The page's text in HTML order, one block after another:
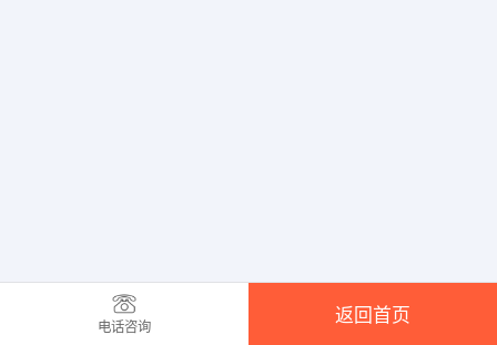
电话咨询
返回首页